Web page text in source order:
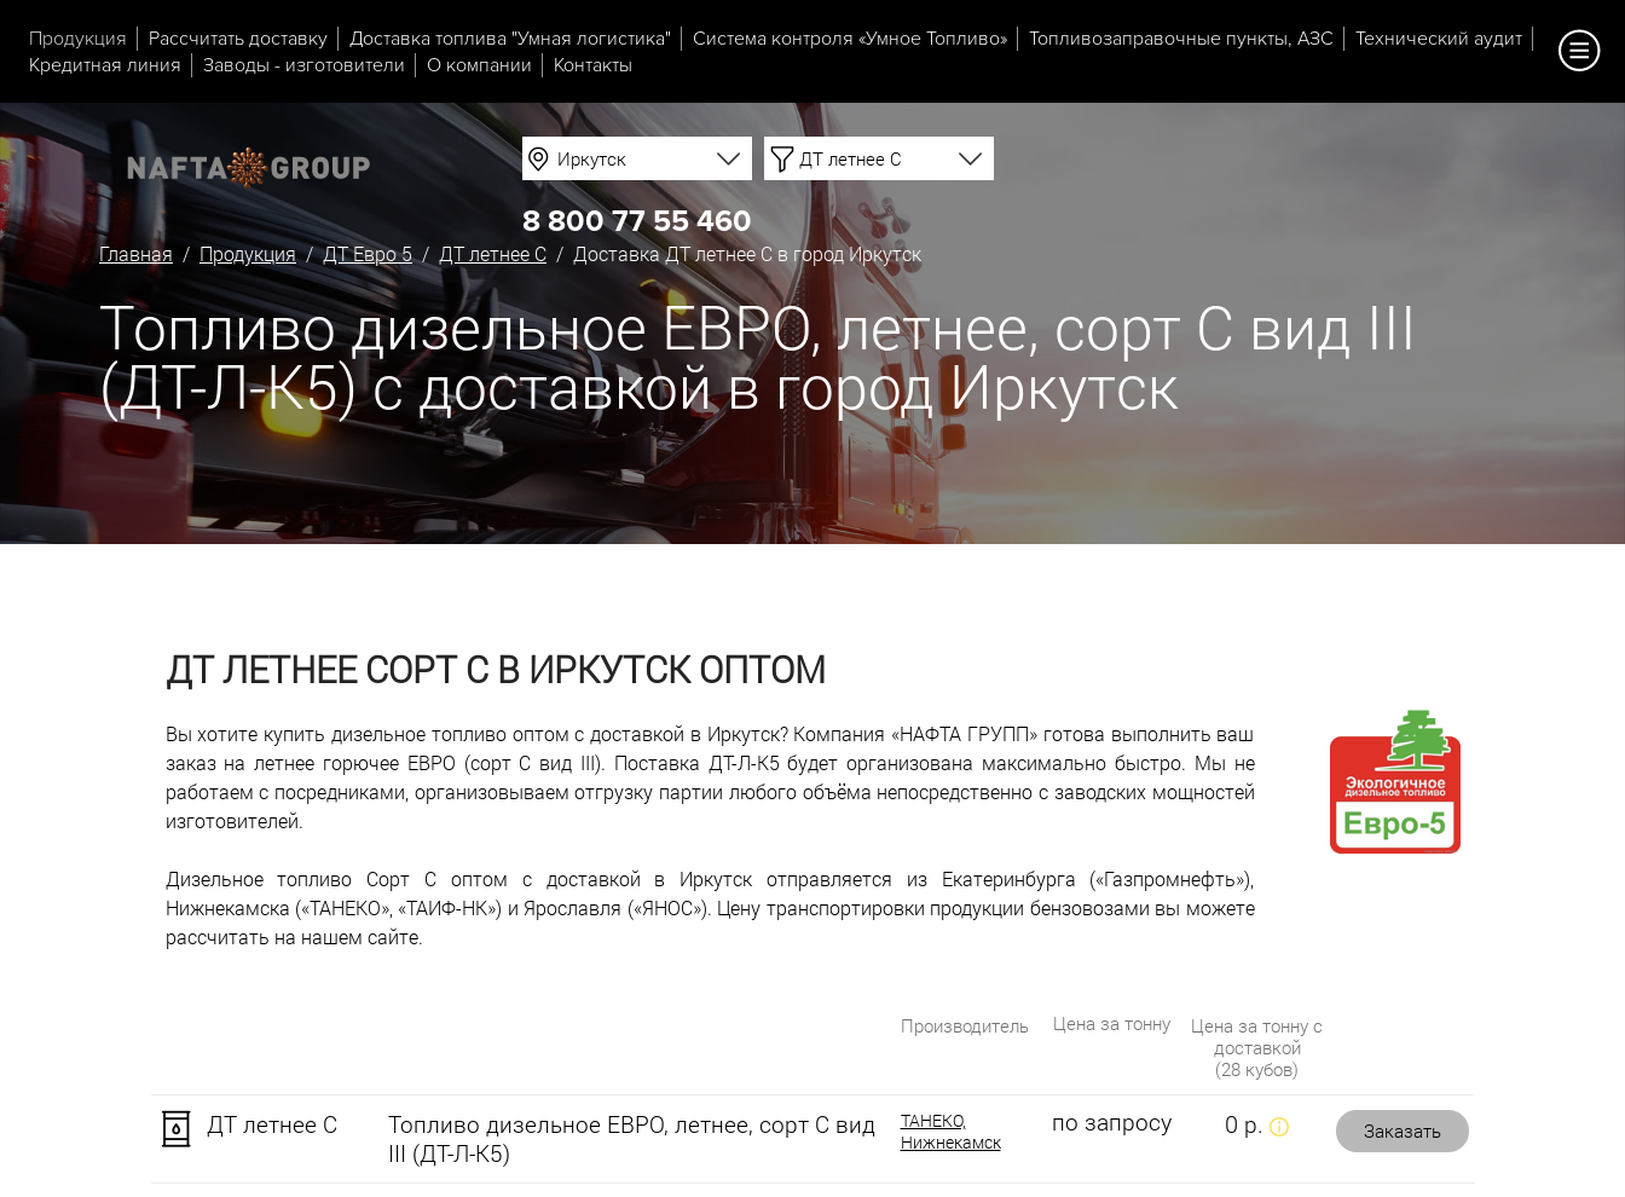
Продукция Рассчитать доставку Доставка топлива "Умная логистика" Система контроля «Умное Топливо» Топливозаправочные пункты, АЗС
Технический аудит
Кредитная линия
Заводы - изготовители О компании Контакты
Иркутск ДТ летнее C
8 800 77 55 460
Главная / Продукция/ДТ Евро 5/ ДТ летнее C / Доставка ДТ летнее C в город Иркутск
Топливо дизельное ЕВРО, летнее, сорт С вид III
(ДТ-Л-К5) с доставкой в город Иркутск
ДТ ЛЕТНЕЕ СОРТ С В ИРКУТСК ОПТОМ
Вы хотите купить дизельное топливо оптом с доставкой в Иркутск? Компания «НАФТА ГРУПП» готова выполнить ваш
заказ на летнее горючее ЕВРО (сорт С вид III). Поставка ДТ-Л-К5 будет организована максимально быстро. Мы не
работаем с посредниками, организовываем отгрузку партии любого объёма непосредственно с заводских мощностей
изготовителей.
Дизельное топливо Сорт С оптом с доставкой в Иркутск отправляется из Екатеринбурга («Газпромнефть»),
Нижнекамска («ТАНЕКО», «ТАИФ-НК») и Ярославля («ЯНОС»). Цену транспортировки продукции бензовозами вы можете
рассчитать на нашем сайте.
Производитель Цена за тонну
Цена за тонну с
доставкой
(28 кубов)
ДТ летнее C
Топливо дизельное ЕВРО, летнее, сорт С вид
III (ДТ-Л-К5)
ТАНЕКО,
Нижнекамск
по запросу 0 р. Заказать